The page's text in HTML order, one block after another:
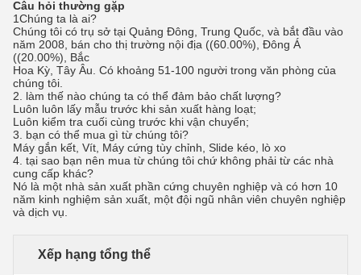
Câu hỏi thường gặp
1Chúng ta là ai?
Chúng tôi có trụ sở tại Quảng Đông, Trung Quốc, và bắt đầu vào
năm 2008, bán cho thị trường nội địa ((60.00%), Đông Á
((20.00%), Bắc
Hoa Kỳ, Tây Âu. Có khoảng 51-100 người trong văn phòng của
chúng tôi.
2. làm thế nào chúng ta có thể đảm bảo chất lượng?
Luôn luôn lấy mẫu trước khi sản xuất hàng loạt;
Luôn kiểm tra cuối cùng trước khi vận chuyển;
3. bạn có thể mua gì từ chúng tôi?
Máy gắn kết, Vít, Máy cứng tùy chỉnh, Slide kéo, lò xo
4. tại sao bạn nên mua từ chúng tôi chứ không phải từ các nhà
cung cấp khác?
Nó là một nhà sản xuất phần cứng chuyên nghiệp và có hơn 10
năm kinh nghiệm sản xuất, một đội ngũ nhân viên chuyên nghiệp
và dịch vụ.
Xếp hạng tổng thể